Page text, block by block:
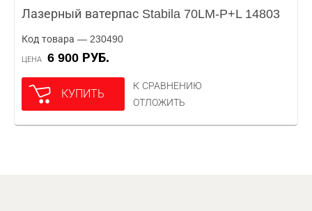
Лазерный ватерпас Stabila 70LM-P+L 14803
Код товара — 230490
ЦЕНА 6 900 РУБ.
КУПИТЬ
К СРАВНЕНИЮ
ОТЛОЖИТЬ